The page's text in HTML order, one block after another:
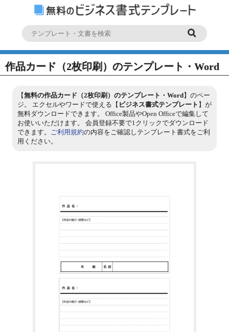
作品カード（2枚印刷）のテンプレート・Word
【無料の作品カード（2枚印刷）のテンプレート・Word】のペー
ジ。 エクセルやワードで使える【 ビジネス書式テンプレート 】が
無料ダウンロードできます。 Office製品やOpen Officeで編集して
お使いいただけます。 会員登録不要で1クリックでダウンロード
できます。 ご利用規約の内容をご確認しテンプレート書式をご利
用ください。